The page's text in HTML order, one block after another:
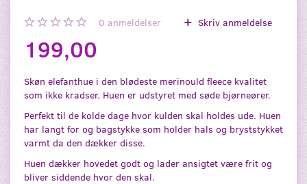
0 anmeldelser Skriv anmeldelse
199,00
Skøn elefanthue i den blødeste merinould fleece kvalitet
som ikke kradser. Huen er udstyret med søde bjørneører.
Perfekt til de kolde dage hvor kulden skal holdes ude. Huen
har langt for og bagstykke som holder hals og bryststykket
varmt da den dækker disse.
Huen dækker hovedet godt og lader ansigtet være frit og
bliver siddende hvor den skal.